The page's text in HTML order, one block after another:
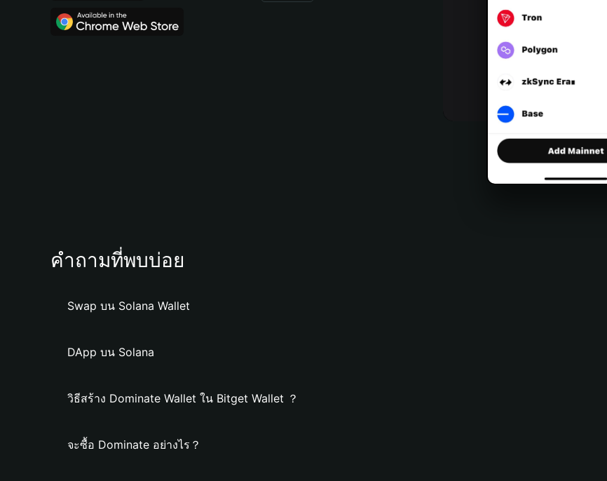
คำถามที่พบบ่อย
Swap บน Solana Wallet
DApp บน Solana
วิธีสร้าง Dominate Wallet ใน Bitget Wallet ？
จะซื้อ Dominate อย่างไร？